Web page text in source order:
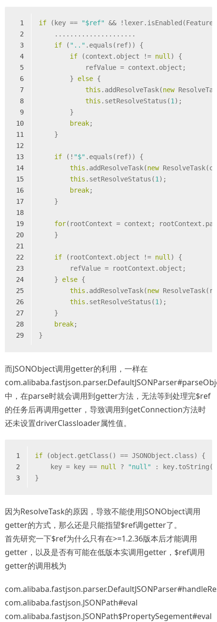
1
2
3
4
5
6
7
8
9
10
11
12
13
14
15
16
17
18
19
20
21
22
23
24
25
26
27
28
29
if (key == "$ref"
&&
    .....................
if ( ".." .equals(ref)) {
if (context.object != null) {
            refValue = context.object;
        }
else {
this .addResolveTask(new
this .setResolveStatus(1);
        }
break;
    }
if (! "$" .equals(ref)) {
this .addResolveTask(new
this .setResolveStatus(1);
break;
    }
for(rootContext = context;
    }
if (rootContext.object != null) {
        refValue = rootContext.object;
    }
else {
this .addResolveTask(new
this .setResolveStatus(1);
    }
break;
}
而JSONObject调用getter的利用，一样在
中，在parse时就会调用到getter方法，无法等到处理完$ref
的任务后再调用getter，导致调用到getConnection方法时
还未设置driverClassloader属性值。
1
2
3
if (object.getClass() == JSONObject.class) {
    key = key ==
null ? "null"
:
}
因为ResolveTask的原因，导致不能使用JSONObject调用
getter的方式，那么还是只能指望$ref调getter了。
首先研究一下$ref为什么只有在>=1.2.36版本后才能调用
getter，以及是否有可能在低版本实调用getter，$ref调用
getter的调用栈为
com.alibaba.fastjson.JSONPath#eval
com.alibaba.fastjson.JSONPath$PropertySegement#eval